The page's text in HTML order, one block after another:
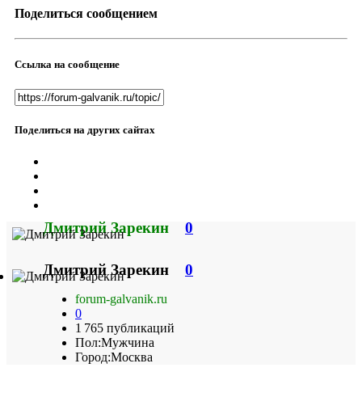
Поделиться сообщением
Ссылка на сообщение
Поделиться на других сайтах
Дмитрий Зарекин 0
Дмитрий Зарекин 0
forum-galvanik.ru
0
1 765 публикаций
Пол:Мужчина
Город:Москва